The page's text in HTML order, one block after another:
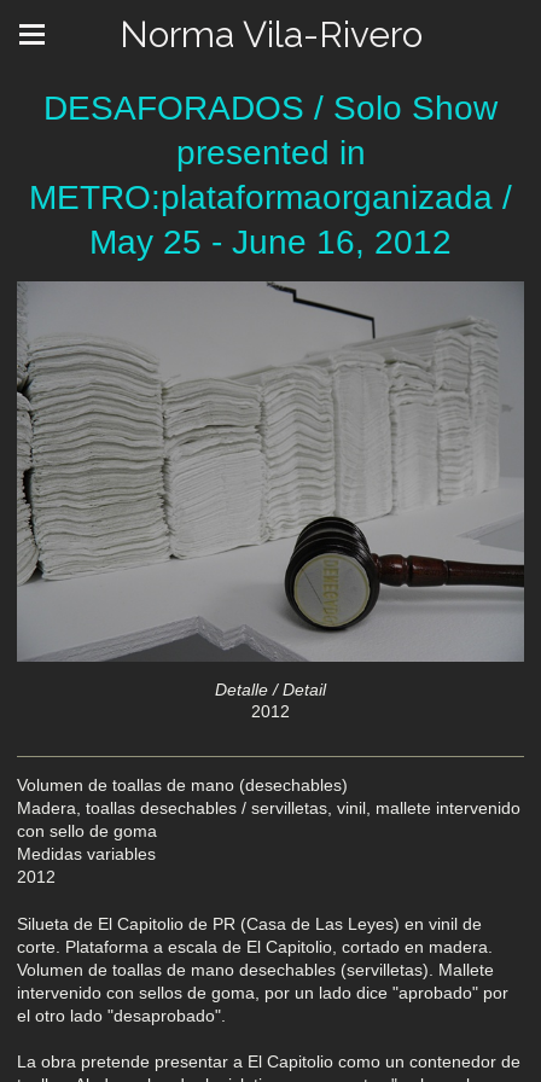
Norma Vila-Rivero
DESAFORADOS / Solo Show
presented in
METRO:plataformaorganizada /
May 25 - June 16, 2012
Detalle / Detail
2012
Volumen de toallas de mano (desechables)
Madera, toallas desechables / servilletas, vinil, mallete intervenido
con sello de goma
Medidas variables
2012
Silueta de El Capitolio de PR (Casa de Las Leyes) en vinil de
corte. Plataforma a escala de El Capitolio, cortado en madera.
Volumen de toallas de mano desechables (servilletas). Mallete
intervenido con sellos de goma, por un lado dice "aprobado" por
el otro lado "desaprobado".
La obra pretende presentar a El Capitolio como un contenedor de